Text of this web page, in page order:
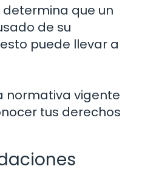
determina que un
de su
puede llevar a
normativa vigente
tus derechos